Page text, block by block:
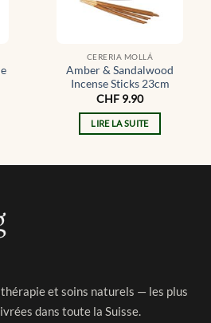
CERERIA MOLLÁ
Amber & Sandalwood
Incense Sticks 23cm
CHF 9.90
LIRE LA SUITE
et soins naturels — les plus
dans toute la Suisse.